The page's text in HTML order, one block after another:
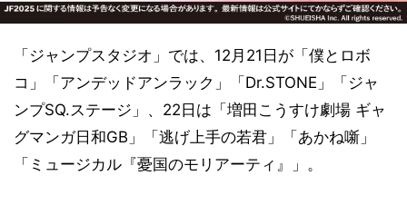
「ジャンプスタジオ」では、12月21日が「僕とロボ
コ」「アンデッドアンラック」「Dr.STONE」「ジャ
ンプSQ.ステージ」、22日は「増田こうすけ劇場 ギャ
グマンガ日和GB」「逃げ上手の若君」「あかね噺」
「ミュージカル『憂国のモリアーティ』」。